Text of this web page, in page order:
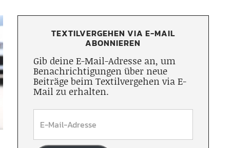
TEXTILVERGEHEN VIA E-MAIL
ABONNIEREN
Gib deine E-Mail-Adresse an, um
Benachrichtigungen über neue
Beiträge beim Textilvergehen via E-
Mail zu erhalten.